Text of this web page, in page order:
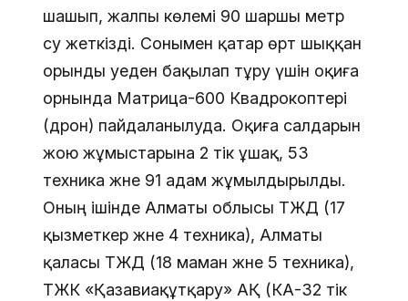
шашып, жалпы көлемі 90 шаршы метр
су жеткізді. Сонымен қатар өрт шыққан
орынды әуеден бақылап тұру үшін оқиға
орнында Матрица-600 Квадрокоптері
(дрон) пайдаланылуда. Оқиға салдарын
жою жұмыстарына 2 тік ұшақ, 53
техника және 91 адам жұмылдырылды.
Оның ішінде Алматы облысы ТЖД (17
қызметкер және 4 техника), Алматы
қаласы ТЖД (18 маман және 5 техника),
ТЖК «Қазавиақұтқару» АҚ (КА-32 тік